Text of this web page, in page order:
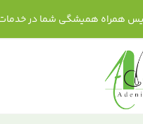
همراه همیشگی شما در خدمات